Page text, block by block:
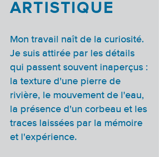
ARTISTIQUE
Mon travail naît de la curiosité.
Je suis attirée par les détails
qui passent souvent inaperçus :
la texture d'une pierre de
rivière, le mouvement de l'eau,
la présence d'un corbeau et les
traces laissées par la mémoire
et l'expérience.